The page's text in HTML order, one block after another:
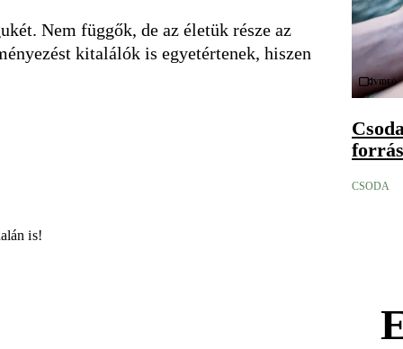
Nem függők, de az életük része az
kitalálók is egyetértenek, hiszen
is!
Videó
forrás
CSODA